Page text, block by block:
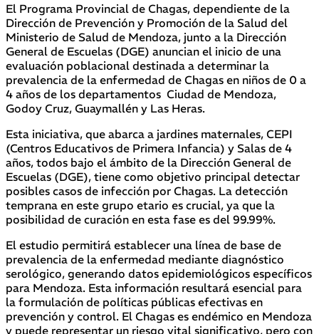
El Programa Provincial de Chagas, dependiente de la
Dirección de Prevención y Promoción de la Salud del
Ministerio de Salud de Mendoza, junto a la Dirección
General de Escuelas (DGE) anuncian el inicio de una
evaluación poblacional destinada a determinar la
prevalencia de la enfermedad de Chagas en niños de 0 a
4 años de los departamentos Ciudad de Mendoza,
Godoy Cruz, Guaymallén y Las Heras.
Esta iniciativa, que abarca a jardines maternales, CEPI
(Centros Educativos de Primera Infancia) y Salas de 4
años, todos bajo el ámbito de la Dirección General de
Escuelas (DGE), tiene como objetivo principal detectar
posibles casos de infección por Chagas. La detección
temprana en este grupo etario es crucial, ya que la
posibilidad de curación en esta fase es del 99.99%.
El estudio permitirá establecer una línea de base de
prevalencia de la enfermedad mediante diagnóstico
serológico, generando datos epidemiológicos específicos
para Mendoza. Esta información resultará esencial para
la formulación de políticas públicas efectivas en
prevención y control. El Chagas es endémico en Mendoza
y puede representar un riesgo vital significativo, pero con